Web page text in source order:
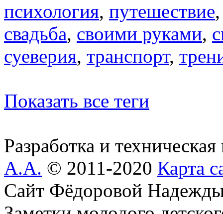
психология, путешествие
свадьба, своими руками,
суеверия, транспорт,
Показать все теги
Разработка и
А.А. © 2011-2020 Карта
Сайт Фёдоровой